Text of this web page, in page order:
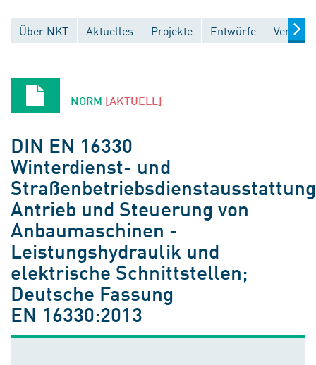
Über NKT Aktuelles Projekte Entwürfe
NORM [AKTUELL]
DIN EN 16330
Winterdienst- und
Antrieb und Steuerung von
Anbaumaschinen -
Leistungshydraulik und
elektrische Schnittstellen;
Deutsche Fassung
EN 16330:2013